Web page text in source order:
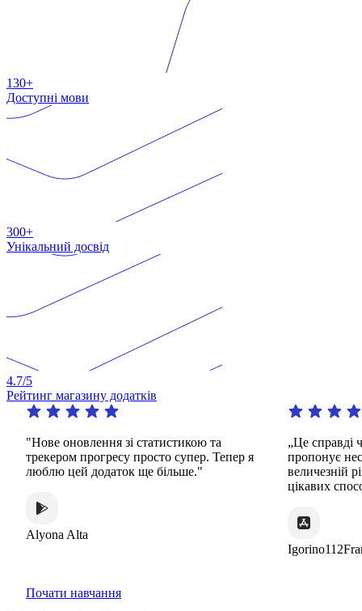
130+
Доступні мови
300+
Унікальний досвід
4.7/5
Рейтинг магазину додатків
"Нове оновлення зі статистикою та
трекером прогресу просто супер. Тепер я
люблю цей додаток ще більше."
Alyona Alta
„Це справді
пропонує
величезній
цікавих
Почати навчання